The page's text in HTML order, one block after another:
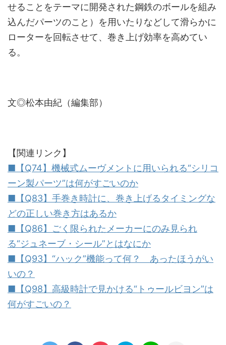
せることをテーマに開発された鋼鉄のボールを組み
込んだパーツのこと）を用いたりなどして滑らかに
ローターを回転させて、巻き上げ効率を高めてい
る。
文◎松本由紀（編集部）
【関連リンク】
■【Q74】機械式ムーヴメントに用いられる“シリコ
ーン製パーツ”は何がすごいのか
■【Q83】手巻き時計に、巻き上げるタイミングな
どの正しい巻き方はあるか
■【Q86】ごく限られたメーカーにのみ見られ
る“ジュネーブ・シール”とはなにか
■【Q93】“ハック”機能って何？ あったほうがい
いの？
■【Q98】高級時計で見かける“トゥールビヨン”は
何がすごいの？